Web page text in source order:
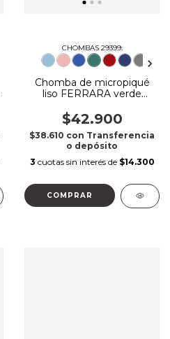
CHOMBAS 29399:
Chomba de micropiqué
liso FERRARA verde
$42.900
$38.610 con Transferencia
o depósito
3 cuotas sin interés de $14.300
COMPRAR